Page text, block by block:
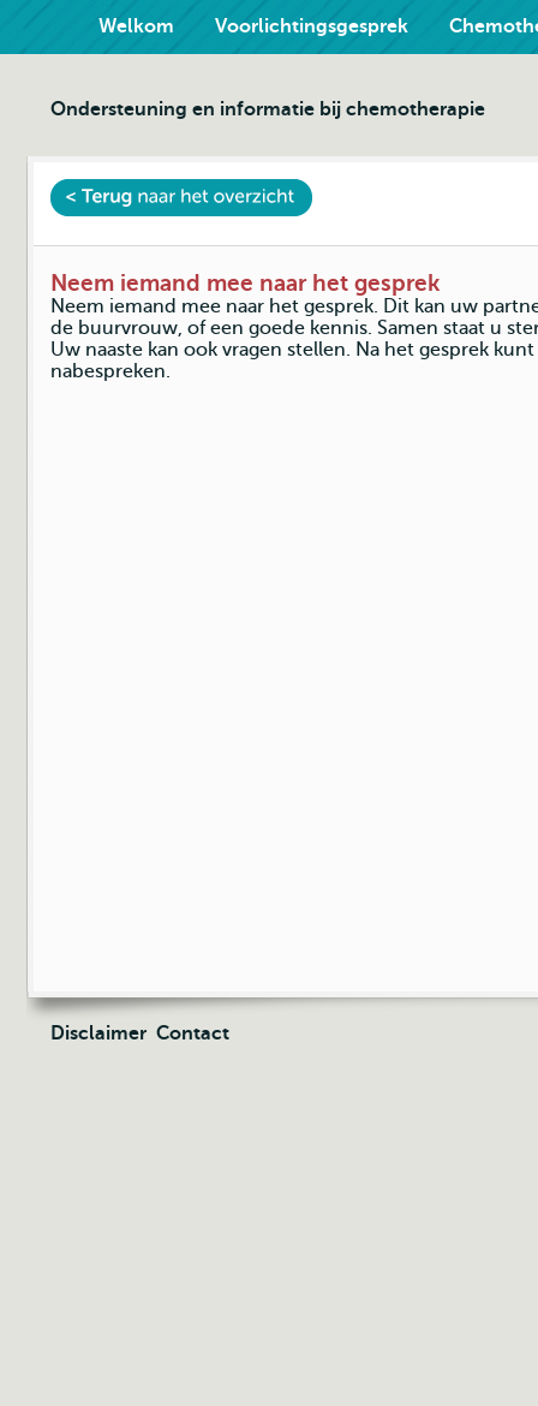
Welkom Voorlichtingsgesprek
Ondersteuning en informatie bij chemotherapie
Neem iemand mee naar het gesprek
Neem iemand mee naar het gesprek. Dit kan uw
de buurvrouw, of een goede kennis. Samen staat u
Uw naaste kan ook vragen stellen. Na het gesprek
nabespreken.
Disclaimer Contact